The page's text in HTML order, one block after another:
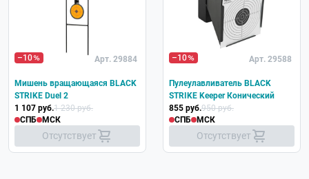
–10 Арт. 29884
Мишень вращающаяся BLACK
STRIKE Duel 2
1 107 руб.1 230 руб.
СПБ
МСК
Отсутствует
–10 Арт. 29588
Пулеулавливатель BLACK
STRIKE Keeper Конический
855 руб.950 руб.
СПБ
МСК
Отсутствует